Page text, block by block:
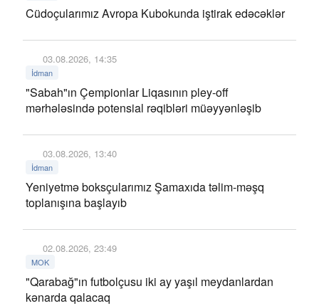
Cüdoçularımız Avropa Kubokunda iştirak edəcəklər
03.08.2026, 14:35
İdman
"Sabah"ın Çempionlar Liqasının pley-off
mərhələsində potensial rəqibləri müəyyənləşib
03.08.2026, 13:40
İdman
Yeniyetmə boksçularımız Şamaxıda təlim-məşq
toplanışına başlayıb
02.08.2026, 23:49
MOK
"Qarabağ"ın futbolçusu iki ay yaşıl meydanlardan
kənarda qalacaq